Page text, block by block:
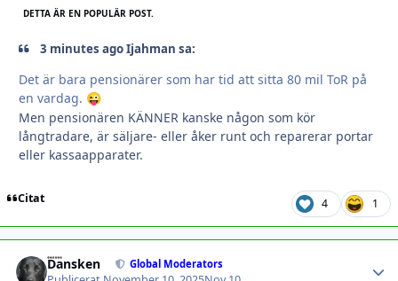
DETTA ÄR EN POPULÄR POST.
3 minutes ago Ijahman sa:
Det är bara pensionärer som har tid att sitta 80 mil ToR på
en vardag. 😜
Men pensionären KÄNNER kanske någon som kör
långtradare, är säljare- eller åker runt och reparerar portar
eller kassaapparater.
Citat 4 1
Dansken Global Moderators